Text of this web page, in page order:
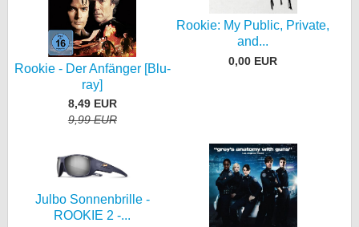
Rookie - Der Anfänger [Blu-
ray]
8,49 EUR
9,99 EUR
Rookie: My Public, Private,
and...
0,00 EUR
Julbo Sonnenbrille -
ROOKIE 2 -...